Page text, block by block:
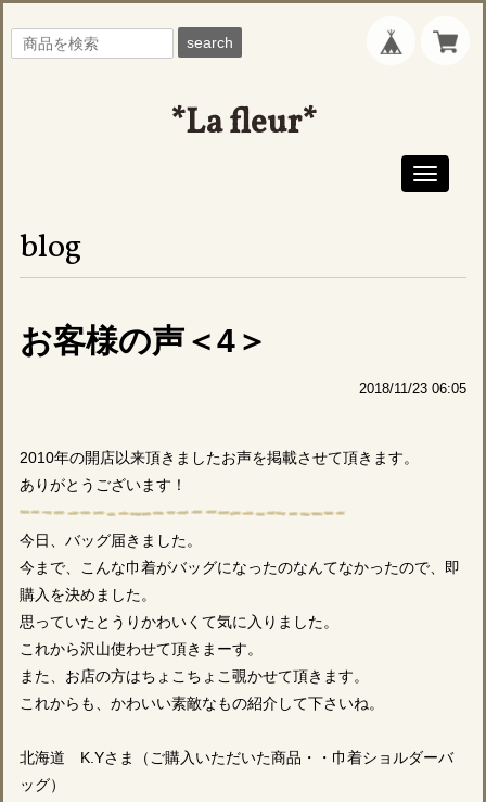
search
*La fleur*
Toggle
blog
お客様の声＜4＞
2018/11/23 06:05
2010年の開店以来頂きましたお声を掲載させて頂きます。
ありがとうございます！
今日、バッグ届きました。
今まで、こんな巾着がバッグになったのなんてなかったので、即
購入を決めました。
思っていたとうりかわいくて気に入りました。
これから沢山使わせて頂きまーす。
また、お店の方はちょこちょこ覗かせて頂きます。
これからも、かわいい素敵なもの紹介して下さいね。
北海道 K.Yさま（ご購入いただいた商品・・巾着ショルダーバ
ッグ）